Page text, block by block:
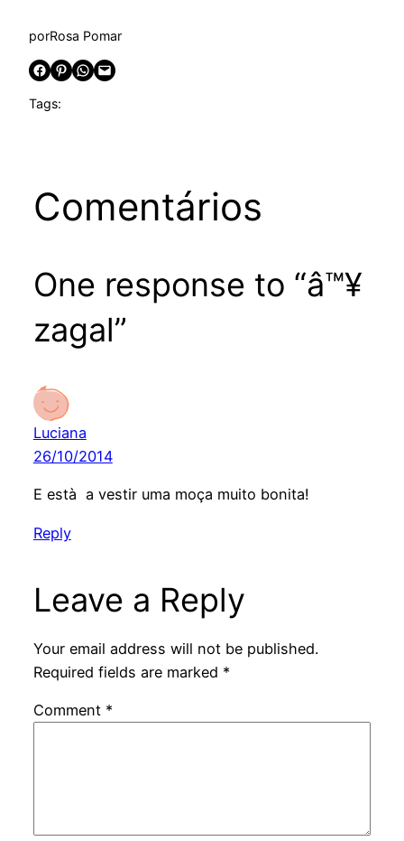
porRosa Pomar
Share on Facebook Share on Pinterest Share on WhatsApp Email this Page
Tags:
Comentários
One response to “â™¥
zagal”
Luciana
26/10/2014
E està a vestir uma moça muito bonita!
Reply
Leave a Reply
Your email address will not be published.
Required fields are marked *
Comment *